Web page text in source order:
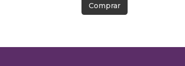
Comprar